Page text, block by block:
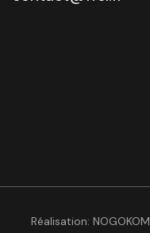
Réalisation: NOGOKOM